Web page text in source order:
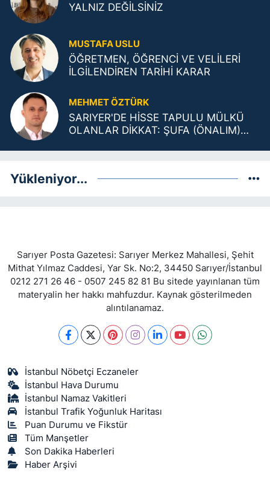
YALNIZ DEĞİLSİNİZ
MUSTAFA USLU
ÖĞRETMEN, ÖĞRENCİ VE VELİLERİ
İLGİLENDİREN TARİHİ KARAR
MEHMET ÖZTÜRK
SARIYER'DE HİSSE TAPULU MÜLKÜ
OLANLAR DİKKAT: ŞUFA (ÖNALIM)
Yükleniyor...
Sarıyer Posta Gazetesi: Sarıyer Merkez Mahallesi, Şehit
Mithat Yılmaz Caddesi, Yar Sk. No:2, 34450 Sarıyer/İstanbul
0212 271 26 46 - 0507 245 82 81 Bu sitede yayınlanan tüm
materyalin her hakkı mahfuzdur. Kaynak gösterilmeden
alıntılanamaz.
İstanbul Nöbetçi Eczaneler
İstanbul Hava Durumu
İstanbul Namaz Vakitleri
İstanbul Trafik Yoğunluk Haritası
Puan Durumu ve Fikstür
Tüm Manşetler
Son Dakika Haberleri
Haber Arşivi